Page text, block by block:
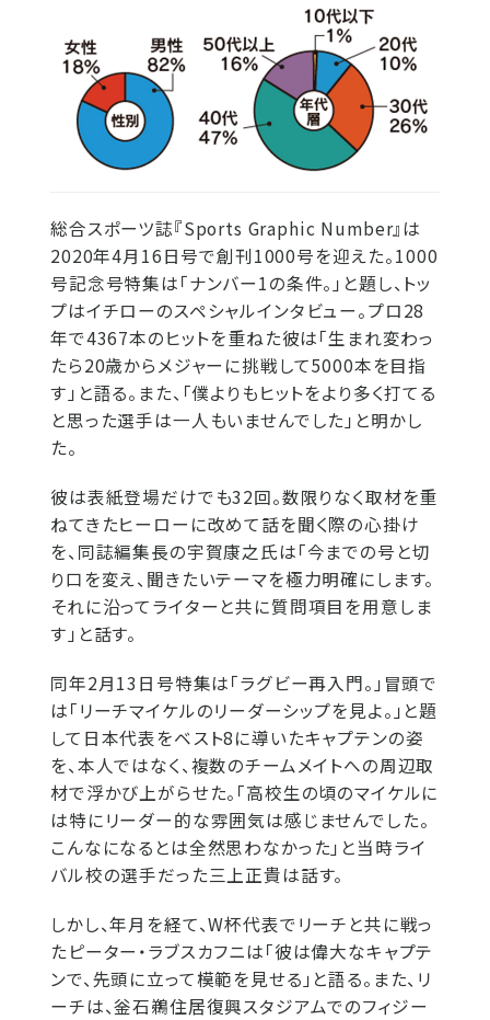
総合スポーツ誌『Sports Graphic Number』は
2020年4月16日号で創刊1000号を迎えた。1000
号記念号特集は「ナンバー1の条件。」と題し、トッ
プはイチローのスペシャルインタビュー。プロ28
年で4367本のヒットを重ねた彼は「生まれ変わっ
たら20歳からメジャーに挑戦して5000本を目指
す」と語る。また、「僕よりもヒットをより多く打てる
と思った選手は一人もいませんでした」と明かし
た。
彼は表紙登場だけでも32回。数限りなく取材を重
ねてきたヒーローに改めて話を聞く際の心掛け
を、同誌編集長の宇賀康之氏は「今までの号と切
り口を変え、聞きたいテーマを極力明確にします。
それに沿ってライターと共に質問項目を用意しま
す」と話す。
同年2月13日号特集は「ラグビー再入門。」冒頭で
は「リーチマイケルのリーダーシップを見よ。」と題
して日本代表をベスト8に導いたキャプテンの姿
を、本人ではなく、複数のチームメイトへの周辺取
材で浮かび上がらせた。「高校生の頃のマイケルに
は特にリーダー的な雰囲気は感じませんでした。
こんなになるとは全然思わなかった」と当時ライ
バル校の選手だった三上正貴は話す。
しかし、年月を経て、W杯代表でリーチと共に戦っ
たピーター・ラブスカフニは「彼は偉大なキャプテ
ンで、先頭に立って模範を見せる」と語る。また、リ
ーチは、釡石鵜住居復興スタジアムでのフィジー